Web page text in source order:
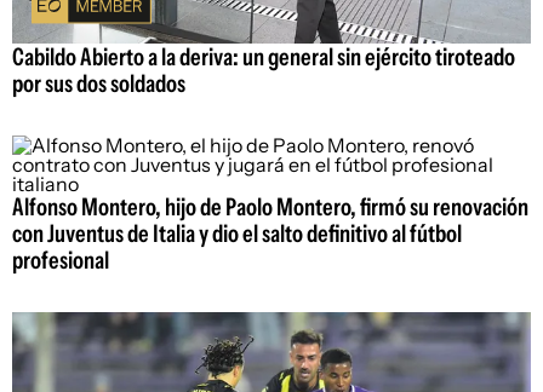
Cabildo Abierto a la deriva: un general sin ejército tiroteado
por sus dos soldados
Alfonso Montero, hijo de Paolo Montero, firmó su renovación
con Juventus de Italia y dio el salto definitivo al fútbol
profesional